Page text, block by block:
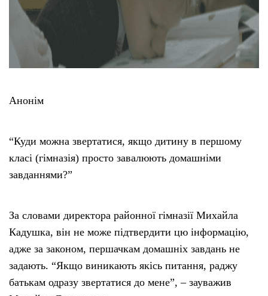
Редакційна політика
Етичний кодекс
Анонім
“Куди можна звертатися, якщо дитину в першому
класі (гімназія) просто завалюють домашніми
завданнями?”
За словами директора районної гімназії Михайла
Кадушка, він не може підтвердити цю інформацію,
адже за законом, першачкам домашніх завдань не
задають. “Якщо виникають якісь питання, раджу
батькам одразу звертатися до мене”, – зауважив